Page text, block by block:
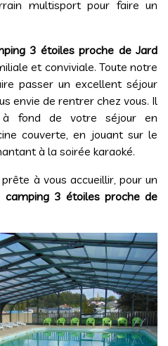
multisport pour faire un
3 étoiles proche de Jard
et conviviale. Toute notre
passer un excellent séjour
envie de rentrer chez vous. Il
fond de votre séjour en
couverte, en jouant sur le
à la soirée karaoké.
à vous accueillir, pour un
camping 3 étoiles proche de